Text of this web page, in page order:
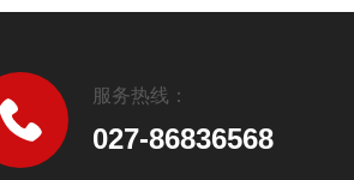
服务热线：
027-86836568